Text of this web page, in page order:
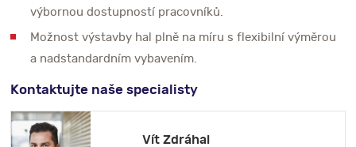
výbornou dostupností pracovníků.
Možnost výstavby hal plně na míru s flexibilní výměrou
a nadstandardním vybavením.
Kontaktujte naše specialisty
Vít Zdráhal